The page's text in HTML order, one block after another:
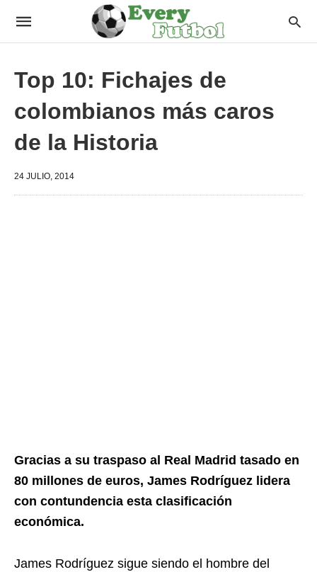
Top 10: Fichajes de
colombianos más caros
de la Historia
24 JULIO, 2014
Gracias a su traspaso al Real Madrid tasado en
80 millones de euros, James Rodríguez lidera
con contundencia esta clasificación
económica.
James Rodríguez sigue siendo el hombre del